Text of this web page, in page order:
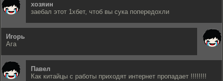
хозяин
заебал этот 1хбет, чтоб вы сука попередохли
Игорь
Ага
Павел
Как китайцы с работы приходят интернет пропадает !!!!!!!!